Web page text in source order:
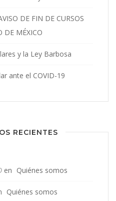
DE FIN DE CURSOS
DE MÉXICO
y la Ley Barbosa
ante el COVID-19
RECIENTES
en Quiénes somos
Quiénes somos